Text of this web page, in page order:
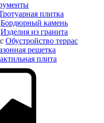
плитка
Бордюрный камень
Изделия из гранита
Обустройство террас
решетка
плита